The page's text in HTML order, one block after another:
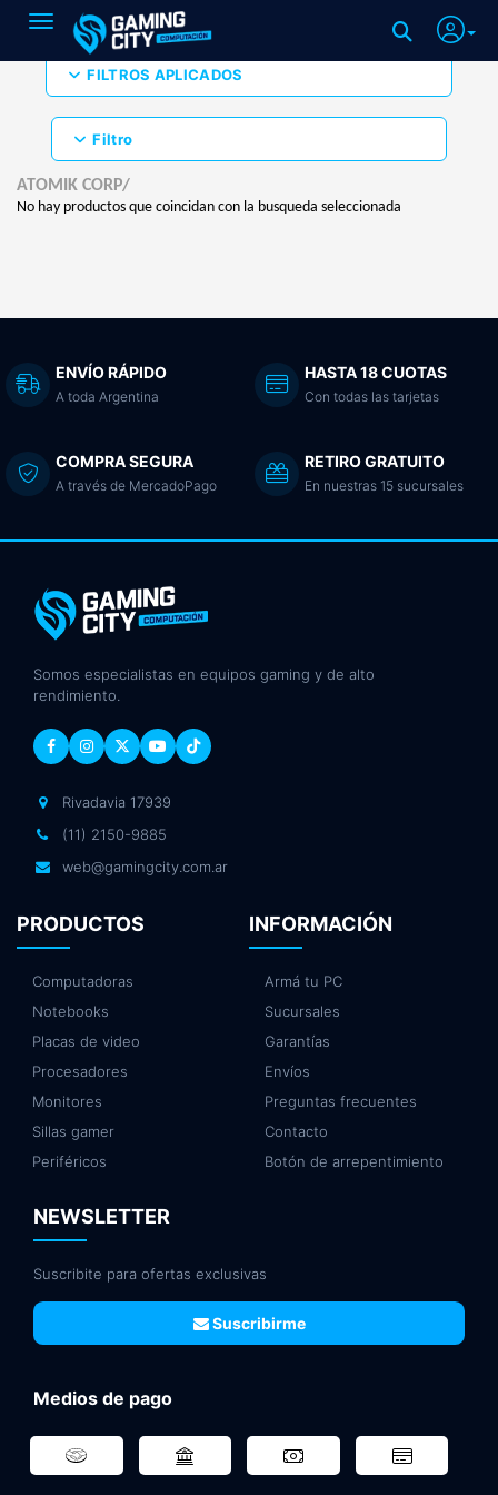
Toggle navigation
FILTROS APLICADOS
Filtro
ATOMIK CORP/
No hay productos que coincidan con la busqueda seleccionada
ENVÍO RÁPIDO
A toda Argentina
HASTA 18 CUOTAS
Con todas las tarjetas
COMPRA SEGURA
A través de MercadoPago
RETIRO GRATUITO
En nuestras 15 sucursales
Somos especialistas en equipos gaming y de alto
rendimiento.
Rivadavia 17939
(11) 2150-9885
web@gamingcity.com.ar
PRODUCTOS
Computadoras
Notebooks
Placas de video
Procesadores
Monitores
Sillas gamer
Periféricos
INFORMACIÓN
Armá tu PC
Sucursales
Garantías
Envíos
Preguntas frecuentes
Contacto
Botón de arrepentimiento
NEWSLETTER
Suscribite para ofertas exclusivas
Suscribirme
Medios de pago